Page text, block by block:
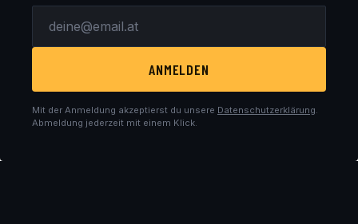
ANMELDEN
Mit der Anmeldung akzeptierst du unsere Datenschutzerklärung.
Abmeldung jederzeit mit einem Klick.